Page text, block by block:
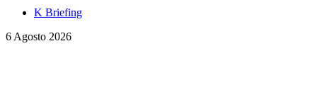
K Briefing
6 Agosto 2026